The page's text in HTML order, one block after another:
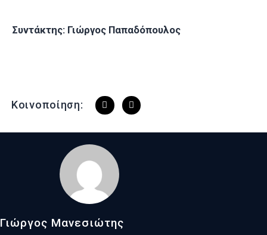
Συντάκτης: Γιώργος Παπαδόπουλος
Κοινοποίηση:
Γιώργος Μανεσιώτης